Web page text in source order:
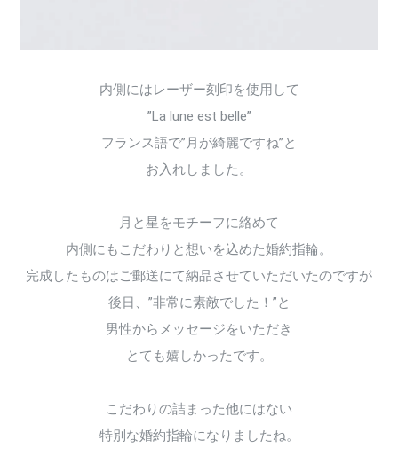
内側にはレーザー刻印を使用して
”La lune est belle”
フランス語で”月が綺麗ですね”と
お入れしました。
月と星をモチーフに絡めて
内側にもこだわりと想いを込めた婚約指輪。
完成したものはご郵送にて納品させていただいたのですが
後日、”非常に素敵でした！”と
男性からメッセージをいただき
とても嬉しかったです。
こだわりの詰まった他にはない
特別な婚約指輪になりましたね。